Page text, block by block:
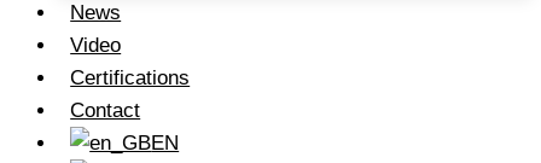
News
Video
Certifications
Contact
EN